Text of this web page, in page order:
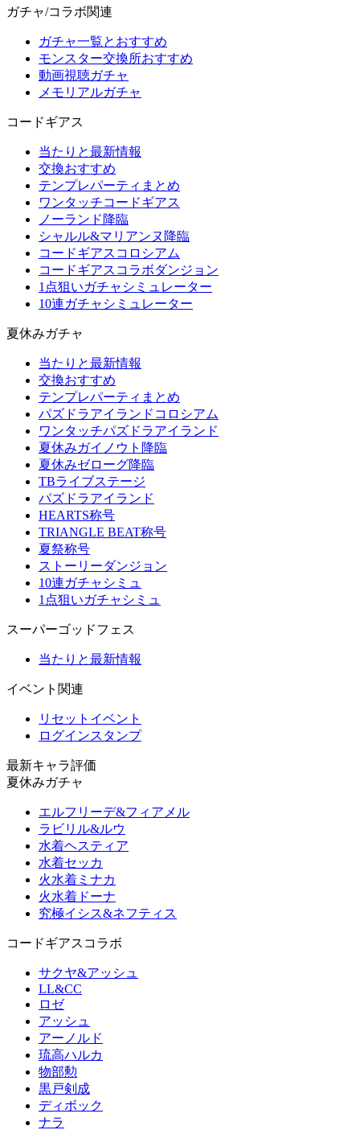
ガチャ/コラボ関連
ガチャ一覧とおすすめ
モンスター交換所おすすめ
動画視聴ガチャ
メモリアルガチャ
コードギアス
当たりと最新情報
交換おすすめ
テンプレパーティまとめ
ワンタッチコードギアス
ノーランド降臨
シャルル&マリアンヌ降臨
コードギアスコロシアム
コードギアスコラボダンジョン
1点狙いガチャシミュレーター
10連ガチャシミュレーター
夏休みガチャ
当たりと最新情報
交換おすすめ
テンプレパーティまとめ
パズドラアイランドコロシアム
ワンタッチパズドラアイランド
夏休みガイノウト降臨
夏休みゼローグ降臨
TBライブステージ
パズドラアイランド
HEARTS称号
TRIANGLE BEAT称号
夏祭称号
ストーリーダンジョン
10連ガチャシミュ
1点狙いガチャシミュ
スーパーゴッドフェス
当たりと最新情報
イベント関連
リセットイベント
ログインスタンプ
最新キャラ評価
夏休みガチャ
エルフリーデ&フィアメル
ラビリル&ルウ
水着ヘスティア
水着セッカ
火水着ミナカ
火水着ドーナ
究極イシス&ネフティス
コードギアスコラボ
サクヤ&アッシュ
LL&CC
ロゼ
アッシュ
アーノルド
琉高ハルカ
物部勲
黒戸剣成
ディボック
ナラ